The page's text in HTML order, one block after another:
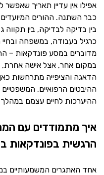
אפילו אין עדיין תאריך
כבר השתנה. ההורים המיועדים
בין בדיקה לבדיקה, בין
כרגיל בעבודה, במשפחה
מדוברים במסע פונדקאות –
במקום אחר, אצל אישה
הדאגה והציפייה מתרחשות
ההיבטים הרפואיים,
ההיערכות לחיים עצמם
איך מתמודדים עם
הרגשית בפונדקאות
אחד האתגרים המשמעותיים